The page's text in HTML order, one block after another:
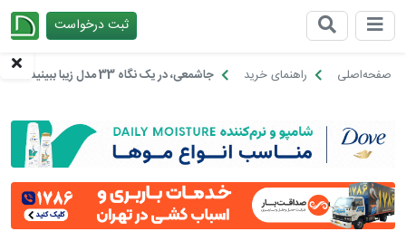
ثبت درخواست
صفحه‌اصلی راهنمای خرید جاشمعی، در یک نگاه 33 مدل زیبا ببینید!